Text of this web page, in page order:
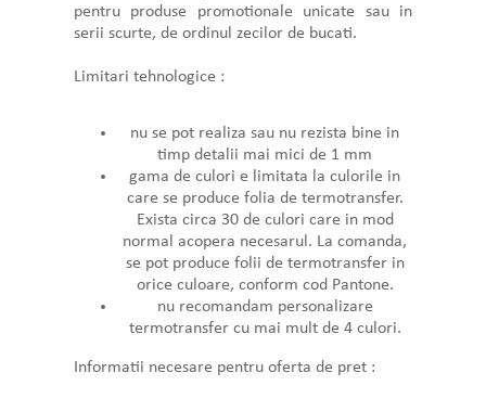
pentru produse promotionale unicate sau in
serii scurte, de ordinul zecilor de bucati.
Limitari tehnologice :
nu se pot realiza sau nu rezista bine in
timp detalii mai mici de 1 mm
gama de culori e limitata la culorile in
care se produce folia de termotransfer.
Exista circa 30 de culori care in mod
normal acopera necesarul. La comanda,
se pot produce folii de termotransfer in
orice culoare, conform cod Pantone.
nu recomandam personalizare
termotransfer cu mai mult de 4 culori.
Informatii necesare pentru oferta de pret :